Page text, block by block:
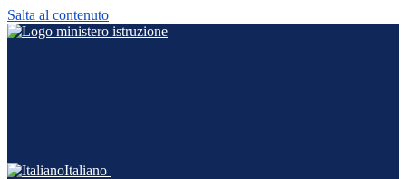
Salta al contenuto
Italiano